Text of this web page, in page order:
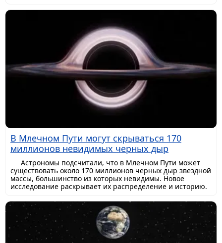
В Млечном Пути могут скрываться 170
миллионов невидимых черных дыр
Астрономы подсчитали, что в Млечном Пути может
существовать около 170 миллионов черных дыр звездной
массы, большинство из которых невидимы. Новое
исследование раскрывает их распределение и историю.